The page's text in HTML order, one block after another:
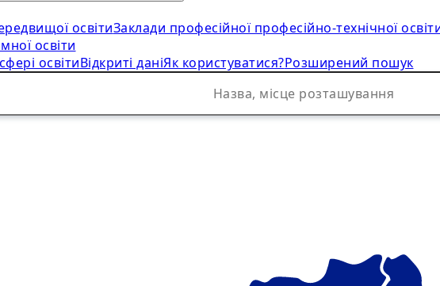
освітиЗаклади професійної професійно-технічної
освіти
освітиВідкриті даніЯк користуватися?Розширений пошук